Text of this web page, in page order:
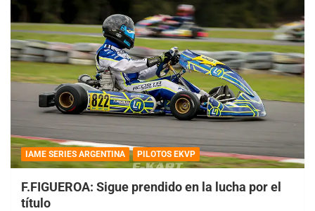
IAME SERIES ARGENTINA PILOTOS EKVP
F.FIGUEROA: Sigue prendido en la lucha por el
título